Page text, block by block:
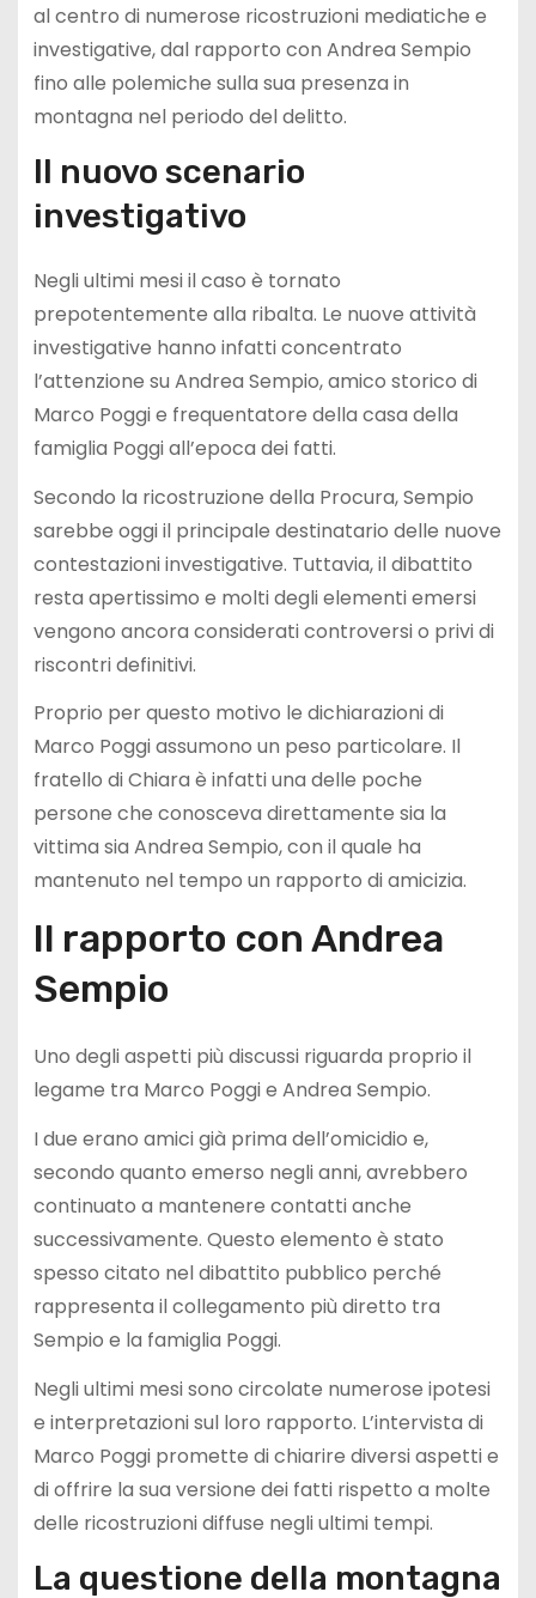
al centro di numerose ricostruzioni mediatiche e
investigative, dal rapporto con Andrea Sempio
fino alle polemiche sulla sua presenza in
montagna nel periodo del delitto.
Il nuovo scenario
investigativo
Negli ultimi mesi il caso è tornato
prepotentemente alla ribalta. Le nuove attività
investigative hanno infatti concentrato
l’attenzione su Andrea Sempio, amico storico di
Marco Poggi e frequentatore della casa della
famiglia Poggi all’epoca dei fatti.
Secondo la ricostruzione della Procura, Sempio
sarebbe oggi il principale destinatario delle nuove
contestazioni investigative. Tuttavia, il dibattito
resta apertissimo e molti degli elementi emersi
vengono ancora considerati controversi o privi di
riscontri definitivi.
Proprio per questo motivo le dichiarazioni di
Marco Poggi assumono un peso particolare. Il
fratello di Chiara è infatti una delle poche
persone che conosceva direttamente sia la
vittima sia Andrea Sempio, con il quale ha
mantenuto nel tempo un rapporto di amicizia.
Il rapporto con Andrea
Sempio
Uno degli aspetti più discussi riguarda proprio il
legame tra Marco Poggi e Andrea Sempio.
I due erano amici già prima dell’omicidio e,
secondo quanto emerso negli anni, avrebbero
continuato a mantenere contatti anche
successivamente. Questo elemento è stato
spesso citato nel dibattito pubblico perché
rappresenta il collegamento più diretto tra
Sempio e la famiglia Poggi.
Negli ultimi mesi sono circolate numerose ipotesi
e interpretazioni sul loro rapporto. L’intervista di
Marco Poggi promette di chiarire diversi aspetti e
di offrire la sua versione dei fatti rispetto a molte
delle ricostruzioni diffuse negli ultimi tempi.
La questione della montagna